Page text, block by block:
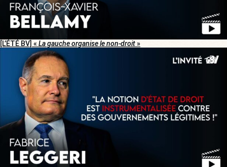
[L’ÉTÉ BV] « La gauche organise le non-droit»